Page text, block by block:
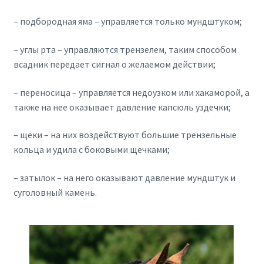
– подбородная яма – управляется только мундштуком;
– углы рта – управляются трензелем, таким способом
всадник передает сигнал о желаемом действии;
– переносица – управляется недоузком или хакаморой, а
также на нее оказывает давление капсюль уздечки;
– щеки – на них воздействуют большие трензельные
кольца и удила с боковыми щечками;
– затылок – на него оказывают давление мундштук и
суголовный камень.